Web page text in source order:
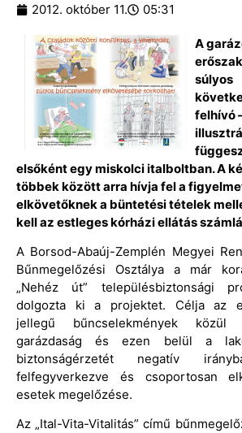
2012. október 11. 05:31
A
súlyos
felhívó
elsőként egy miskolci italboltban. A
többek között arra hívja fel a
elkövetőknek a büntetési tételek
kell az estleges kórházi ellátás
A Borsod-Abaúj-Zemplén Megyei
Bűnmegelőzési Osztálya a már
„Nehéz út” településbiztonsági
dolgozta ki a projektet. Célja az
jellegű bűncselekmények közül
garázdaság és ezen belül a
biztonságérzetét negatív
felfegyverkezve és csoportosan
esetek megelőzése.
Az „Ital-Vita-Vitalitás” című